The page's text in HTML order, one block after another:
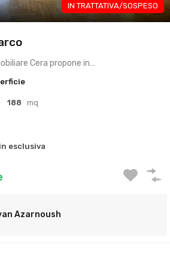
IN TRATTATIVA/SOSPESO
Cera propone in…
188 mq
esclusiva
Azarnoush